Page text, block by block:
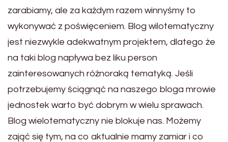
zarabiamy, ale za każdym razem winnyśmy to
wykonywać z poświęceniem. Blog wilotematyczny
jest niezwykle adekwatnym projektem, dlatego że
na taki blog napływa bez liku person
zainteresowanych różnoraką tematyką. Jeśli
potrzebujemy ściągnąć na naszego bloga mrowie
jednostek warto być dobrym w wielu sprawach.
Blog wielotematyczny nie blokuje nas. Możemy
zająć się tym, na co aktualnie mamy zamiar i co